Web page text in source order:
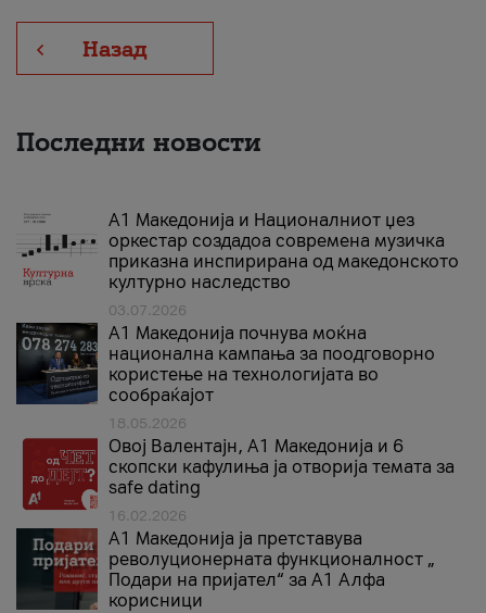
Назад
Последни новости
А1 Македонија и Националниот џез
оркестар создадоа современа музичка
приказна инспирирана од македонското
културно наследство
03.07.2026
A1 Македонија почнува моќна
национална кампања за поодговорно
користење на технологијата во
сообраќајот
18.05.2026
Овој Валентајн, A1 Македонија и 6
скопски кафулиња ја отворија темата за
safe dating
16.02.2026
А1 Македонија ја претставува
револуционерната функционалност „
Подари на пријател“ за А1 Алфа
корисници